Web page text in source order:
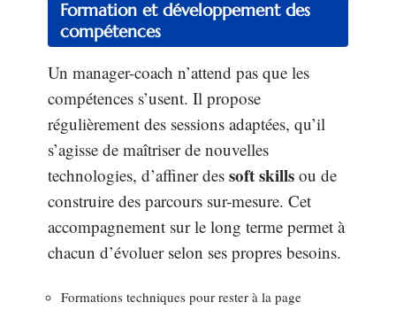
Formation et développement des
compétences
Un manager-coach n’attend pas que les
compétences s’usent. Il propose
régulièrement des sessions adaptées, qu’il
s’agisse de maîtriser de nouvelles
technologies, d’affiner des soft skills ou de
construire des parcours sur-mesure. Cet
accompagnement sur le long terme permet à
chacun d’évoluer selon ses propres besoins.
Formations techniques pour rester à la page